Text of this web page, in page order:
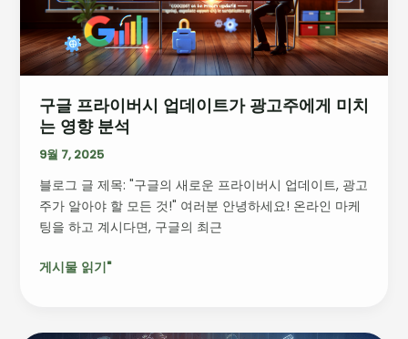
구글 프라이버시 업데이트가 광고주에게 미치
는 영향 분석
9월 7, 2025
블로그 글 제목: "구글의 새로운 프라이버시 업데이트, 광고
주가 알아야 할 모든 것!" 여러분 안녕하세요! 온라인 마케
팅을 하고 계시다면, 구글의 최근
데
이
가
광
고
에
게
미
는
분
게시물 읽기"